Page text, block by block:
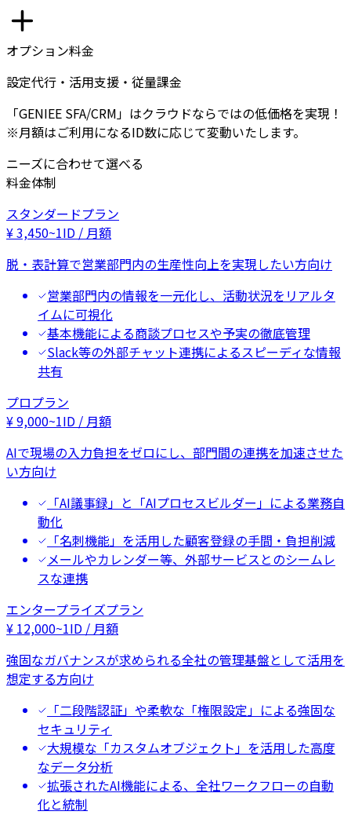
オプション料金
設定代行・活用支援・従量課金
「GENIEE SFA/CRM」はクラウドならではの低価格を実現！
※月額はご利用になるID数に応じて変動いたします。
ニーズに合わせて選べる
料金体制
スタンダードプラン
¥3,450~1ID / 月額
脱・表計算で営業部門内の生産性向上を実現したい方向け
営業部門内の情報を一元化し、活動状況をリアルタ
イムに可視化
基本機能による商談プロセスや予実の徹底管理
Slack等の外部チャット連携によるスピーディな情報
共有
プロプラン
¥9,000~1ID / 月額
AIで現場の入力負担をゼロにし、部門間の連携を加速させた
い方向け
「AI議事録」と「AIプロセスビルダー」による業務自
動化
「名刺機能」を活用した顧客登録の手間・負担削減
メールやカレンダー等、外部サービスとのシームレ
スな連携
エンタープライズプラン
¥ 12,000~1ID / 月額
強固なガバナンスが求められる全社の管理基盤として活用を
想定する方向け
「二段階認証」や柔軟な「権限設定」による強固な
セキュリティ
大規模な「カスタムオブジェクト」を活用した高度
なデータ分析
拡張されたAI機能による、全社ワークフローの自動
化と統制